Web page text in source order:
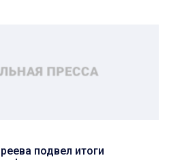
подвел итоги